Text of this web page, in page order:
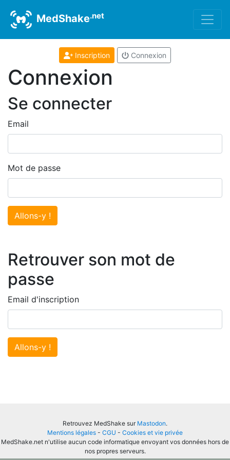
MedShake.net
Inscription Connexion
Connexion
Se connecter
Email
Mot de passe
Allons-y !
Retrouver son mot de
passe
Email d'inscription
Allons-y !
Retrouvez MedShake sur Mastodon.
Mentions légales - CGU - Cookies et vie privée
MedShake.net n'utilise aucun code informatique envoyant vos données hors de
nos propres serveurs.